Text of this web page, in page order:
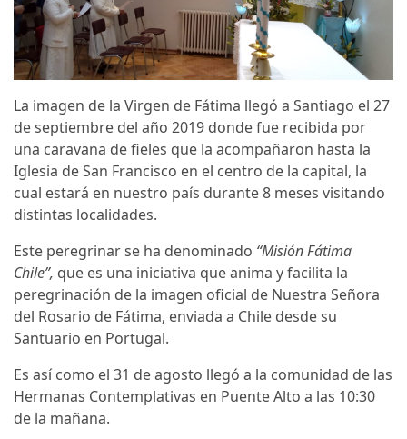
La imagen de la Virgen de Fátima llegó a Santiago el 27
de septiembre del año 2019 donde fue recibida por
una caravana de fieles que la acompañaron hasta la
Iglesia de San Francisco en el centro de la capital, la
cual estará en nuestro país durante 8 meses visitando
distintas localidades.
Este peregrinar se ha denominado “Misión Fátima
Chile”, que es una iniciativa que anima y facilita la
peregrinación de la imagen oficial de Nuestra Señora
del Rosario de Fátima, enviada a Chile desde su
Santuario en Portugal.
Es así como el 31 de agosto llegó a la comunidad de las
Hermanas Contemplativas en Puente Alto a las 10:30
de la mañana.